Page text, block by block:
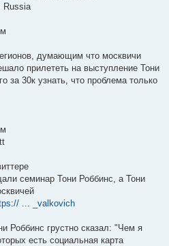
Russia
думающим что москвичи
прилететь на выступление Тони
за 30к узнать, что проблема только
семинар Тони Роббинс, а Тони
... _valkovich
Роббинс грустно сказал: "Чем я
есть социальная карта